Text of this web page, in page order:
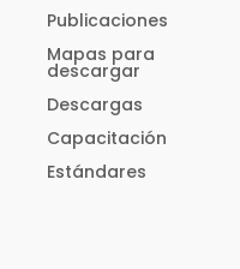
Publicaciones
Mapas para
descargar
Descargas
Capacitación
Estándares